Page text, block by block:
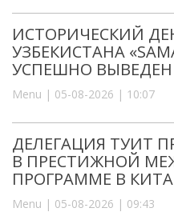
ИСТОРИЧЕСКИЙ
УЗБЕКИСТАНА
УСПЕШНО
Menu | 05-08-2026 | 10:07
ДЕЛЕГАЦИЯ ТУИТ
В ПРЕСТИЖНОЙ
ПРОГРАММЕ В
Menu | 05-08-2026 | 09:43